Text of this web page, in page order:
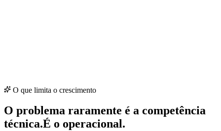
O que limita o crescimento
O problema raramente é a competência
técnica.É o operacional.